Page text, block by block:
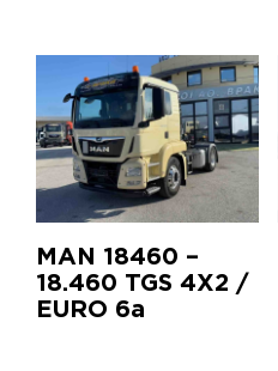
MAN 18460 –
18.460 TGS 4X2 /
EURO 6a